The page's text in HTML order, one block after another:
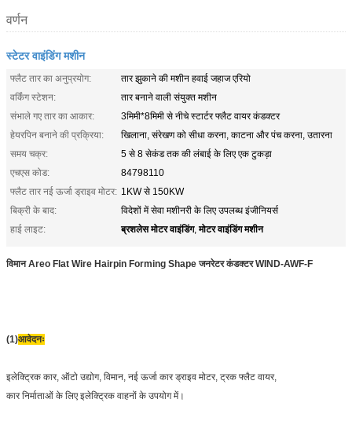
वर्णन
स्टेटर वाइंडिंग मशीन
फ्लैट तार का अनुप्रयोग:
तार झुकाने की मशीन हवाई जहाज एरियो
वर्किंग स्टेशन:
तार बनाने वाली संयुक्त मशीन
संभाले गए तार का आकार:
3मिमी*8मिमी से नीचे स्टार्टर फ्लैट वायर कंडक्टर
हेयरपिन बनाने की प्रक्रिया:
खिलाना, संरेखण को सीधा करना, काटना और पंच करना, उतारना
समय चक्र:
5 से 8 सेकंड तक की लंबाई के लिए एक टुकड़ा
एचएस कोड:
84798110
फ्लैट तार नई ऊर्जा ड्राइव मोटर: 1KW से 150KW
बिक्री के बाद:
विदेशों में सेवा मशीनरी के लिए उपलब्ध इंजीनियर्स
हाई लाइट:
ब्रशलेस मोटर वाइंडिंग,मोटर वाइंडिंग मशीन
विमान Areo Flat Wire Hairpin Forming Shape जनरेटर कंडक्टर WIND-AWF-F
(1)आवेदनः
इलेक्ट्रिक कार, ऑटो उद्योग, विमान, नई ऊर्जा कार ड्राइव मोटर, ट्रक फ्लैट वायर,
कार निर्माताओं के लिए इलेक्ट्रिक वाहनों के उपयोग में।